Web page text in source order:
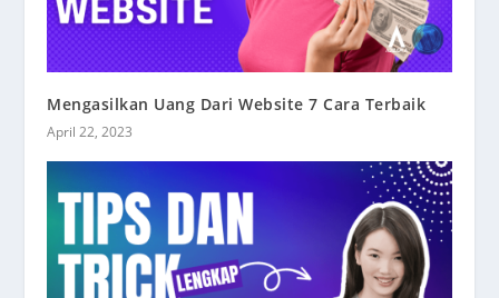
Mengasilkan Uang Dari Website 7 Cara Terbaik
April 22, 2023